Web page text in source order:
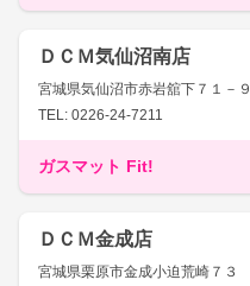
ＤＣＭ気仙沼南店
宮城県気仙沼市赤岩舘下７１－９
TEL: 0226-24-7211
ガスマット Fit!
ＤＣＭ金成店
宮城県栗原市金成小迫荒崎７３